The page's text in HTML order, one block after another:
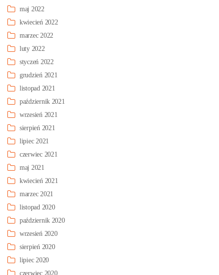
maj 2022
kwiecień 2022
marzec 2022
luty 2022
styczeń 2022
grudzień 2021
listopad 2021
październik 2021
wrzesień 2021
sierpień 2021
lipiec 2021
czerwiec 2021
maj 2021
kwiecień 2021
marzec 2021
listopad 2020
październik 2020
wrzesień 2020
sierpień 2020
lipiec 2020
czerwiec 2020